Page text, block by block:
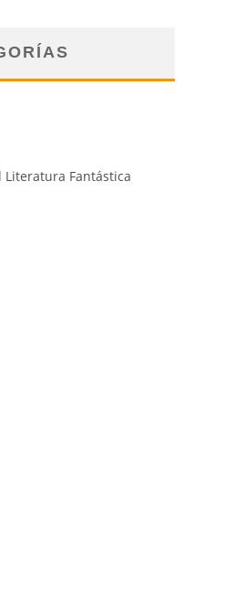
Fantástica